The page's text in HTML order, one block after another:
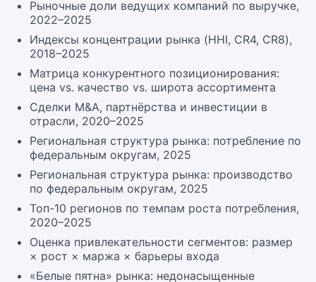
Рыночные доли ведущих компаний по выручке,
2022–2025
Индексы концентрации рынка (HHI, CR4, CR8),
2018–2025
Матрица конкурентного позиционирования:
цена vs. качество vs. широта ассортимента
Сделки M&A, партнёрства и инвестиции в
отрасли, 2020–2025
Региональная структура рынка: потребление по
федеральным округам, 2025
Региональная структура рынка: производство
по федеральным округам, 2025
Топ-10 регионов по темпам роста потребления,
2020–2025
Оценка привлекательности сегментов: размер
× рост × маржа × барьеры входа
«Белые пятна» рынка: недонасыщенные